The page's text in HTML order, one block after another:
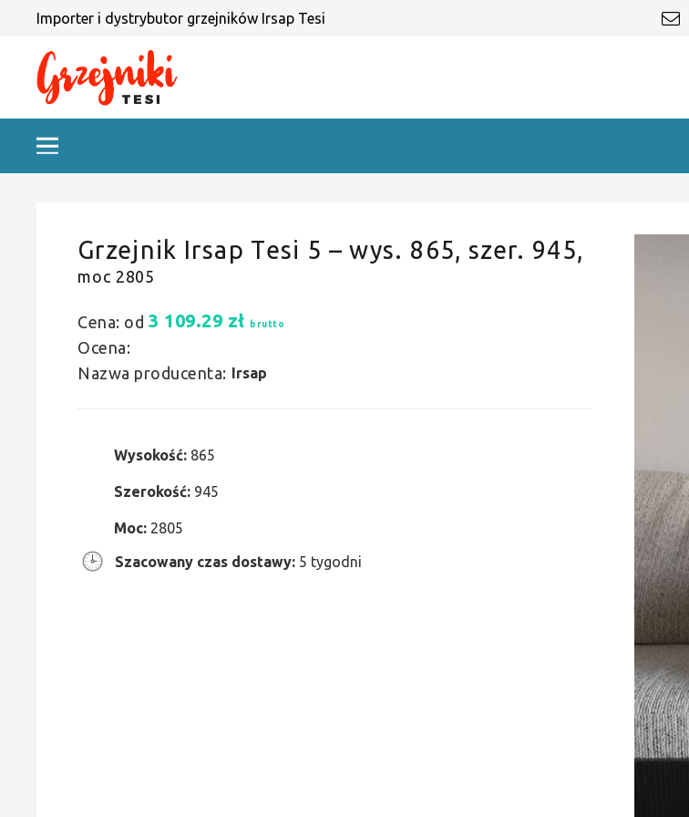
Importer i dystrybutor grzejników Irsap Tesi
Grzejnik Irsap Tesi 5 – wys. 865, szer. 945,
moc 2805
Cena: od 3 109.29 zł brutto
Ocena:
Nazwa producenta: Irsap
Wysokość: 865
Szerokość: 945
Moc: 2805
Szacowany czas dostawy: 5 tygodni